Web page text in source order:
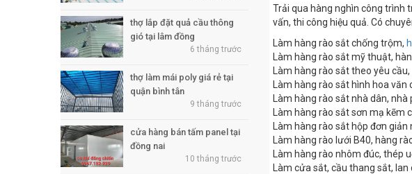
thợ lắp đặt quả cầu thông
gió tại lâm đồng
6 tháng trước
thợ làm mái poly giá rẻ tại
quận bình tân
9 tháng trước
cửa hàng bán tấm panel tại
đồng nai
10 tháng trước
Trải qua hàng nghìn công trình
vấn, thi công hiệu quả. Có
Làm hàng rào sắt chống trộm,
Làm hàng rào sắt mỹ thuật,
Làm hàng rào sắt theo yêu
Làm hàng rào sắt hình hoa
Làm hàng rào sắt nhà dân,
Làm hàng rào sắt sơn mạ kẽm
Làm hàng rào sắt hộp đơn
Làm hàng rào lưới B40, hàng
Làm hàng rào nhôm đúc, thép
Làm cửa sắt, cầu thang sắt,